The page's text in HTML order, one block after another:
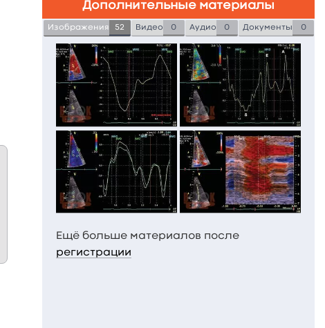
Дополнительные материалы
Изображения 52 Видео 0 Аудио 0 Документы 0
Ещё больше материалов после
регистрации